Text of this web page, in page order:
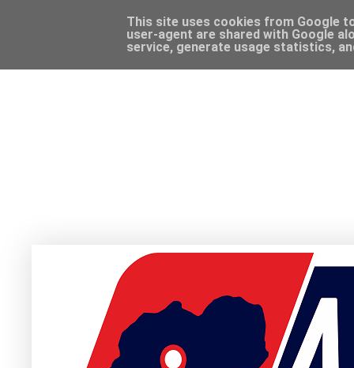
This site uses cookies from Google
user-agent are shared with Google
service, generate usage statistics,